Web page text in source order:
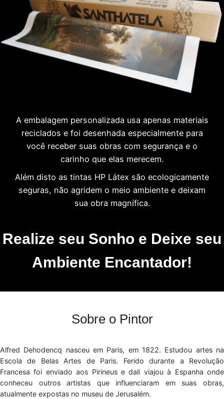
A embalagem personalizada usa apenas materiais
reciclados e foi desenhada especialmente para
você receber suas obras com segurança e o
carinho que elas merecem.
Além disto as tintas HP Látex são ecologicamente
seguras, não agridem o meio ambiente e deixam
sua obra magnífica.
Realize seu Sonho e Deixe seu
Ambiente Encantador!
Sobre o Pintor
Alfred Dehodencq nasceu em Paris, em 1822. Estudou artes na
Escola de Belas Artes de Paris. Ferido durante a Revolução
Francesa foi enviado aos Pirineus e dali viajou à Espanha onde
conheceu outros artistas que influenciaram em suas obras,
atualmente expostas no museu de Jerusalém.